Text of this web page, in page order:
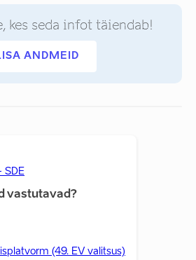
kes seda infot täiendab!
ANDMEID
SDE
vastutavad?
(49. EV valitsus)